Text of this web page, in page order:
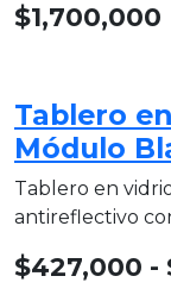
$1,700,000
Tablero
Módulo
Tablero en
antireflectivo
$427,000 -